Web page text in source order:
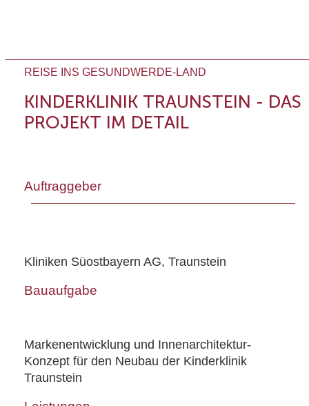
REISE INS GESUNDWERDE-LAND
KINDERKLINIK TRAUNSTEIN - DAS
PROJEKT IM DETAIL
Auftraggeber
Kliniken Süostbayern AG, Traunstein
Bauaufgabe
Markenentwicklung und Innenarchitektur-
Konzept für den Neubau der Kinderklinik
Traunstein